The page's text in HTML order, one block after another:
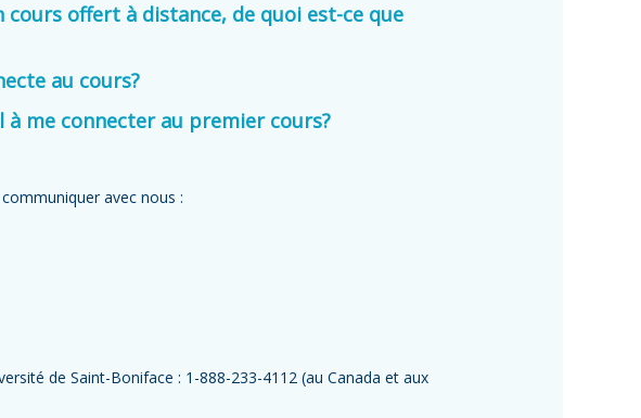
offert à distance, de quoi est-ce que
au cours?
à me connecter au premier cours?
avec nous :
de Saint-Boniface : 1-888-233-4112 (au Canada et aux